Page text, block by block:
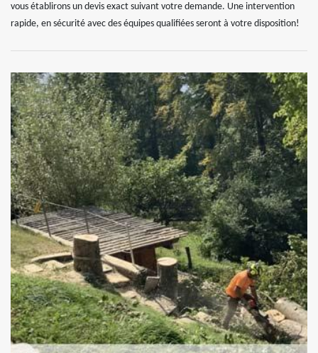
vous établirons un devis exact suivant votre demande. Une intervention
rapide, en sécurité avec des équipes qualifiées seront à votre disposition!